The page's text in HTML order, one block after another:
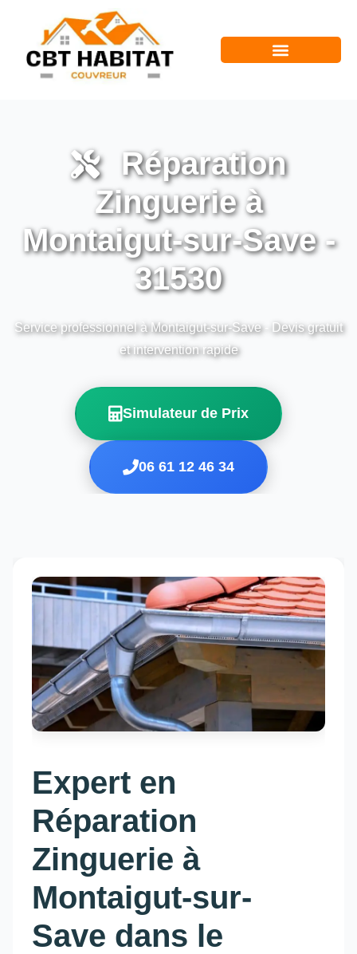
Réparation
Zinguerie à
Montaigut-sur-Save -
31530
Service professionnel à Montaigut-sur-Save - Devis gratuit
et intervention rapide
Simulateur de Prix
06 61 12 46 34
Expert en
Réparation
Zinguerie à
Montaigut-sur-
Save dans le